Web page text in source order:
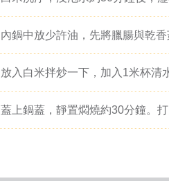
內鍋中放少許油，先將臘腸與乾
放入白米拌炒一下，加入1米杯清
蓋上鍋蓋，靜置燜燒約30分鐘。